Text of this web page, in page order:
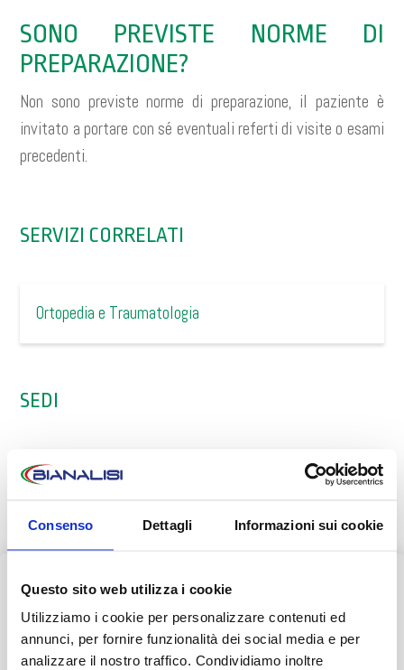
Consenso Dettagli Informazioni sui cookie
Questo sito web utilizza i cookie
Utilizziamo i cookie per personalizzare contenuti ed
annunci, per fornire funzionalità dei social media e per
analizzare il nostro traffico. Condividiamo inoltre
SONO PREVISTE NORME DI
PREPARAZIONE?
Non sono previste norme di preparazione, il paziente è
invitato a portare con sé eventuali referti di visite o esami
precedenti.
SERVIZI CORRELATI
Ortopedia e Traumatologia
SEDI
Bianalisi Meditel
AVVISO AI PAZIENTI
Durante il mese di agosto alcuni Centri potrebbero osservare
orari ridotti o periodi di chiusura.